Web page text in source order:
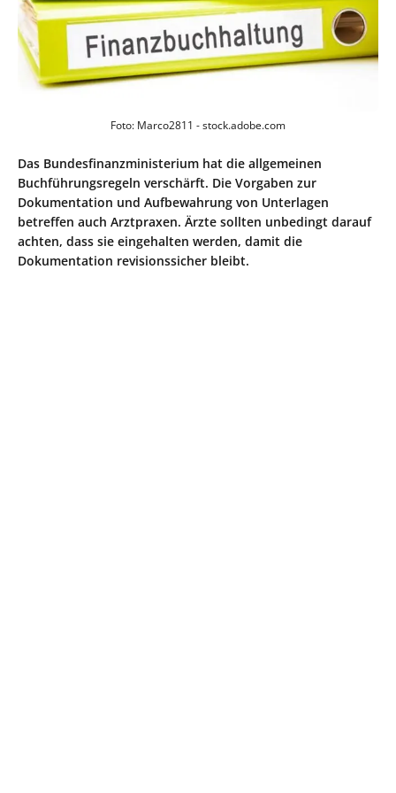
Foto: Marco2811 - stock.adobe.com
Das Bundesfinanzministerium hat die allgemeinen
Buchführungsregeln verschärft. Die Vorgaben zur
Dokumentation und Aufbewahrung von Unterlagen
betreffen auch Arztpraxen. Ärzte sollten unbedingt darauf
achten, dass sie eingehalten werden, damit die
Dokumentation revisionssicher bleibt.